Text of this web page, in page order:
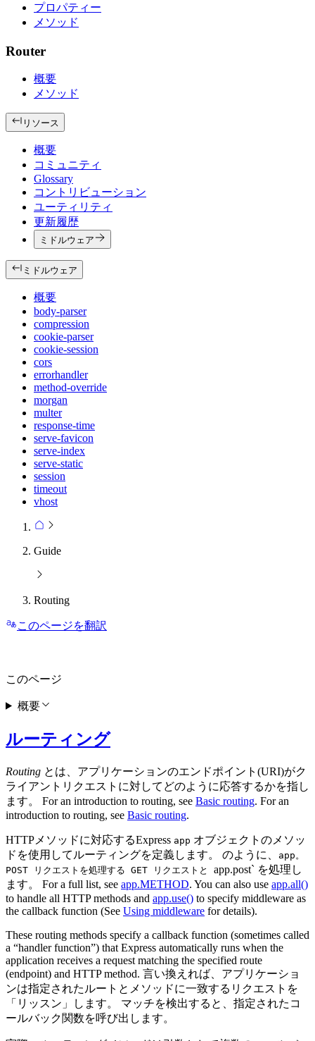
プロパティー
メソッド
Router
概要
メソッド
リソース
概要
コミュニティ
Glossary
コントリビューション
ユーティリティ
更新履歴
ミドルウェア
ミドルウェア
概要
body-parser
compression
cookie-parser
cookie-session
cors
errorhandler
method-override
morgan
multer
response-time
serve-favicon
serve-index
serve-static
session
timeout
vhost
Guide
Routing
このページを翻訳
ルーティング
Routing とは、アプリケーションのエンドポイント(URI)がク
ライアントリクエストに対してどのように応答するかを指し
ます。 For an introduction to routing, see Basic routing. For an
introduction to routing, see Basic routing.
HTTPメソッドに対応するExpress app オブジェクトのメソッ
ドを使用してルーティングを定義します。 のように、
app。
POST リクエストを処理する GET リクエストと app.post` を処理し
ます。 For a full list, see app.METHOD. You can also use app.all()
to handle all HTTP methods and app.use() to specify middleware as
the callback function (See Using middleware for details).
These routing methods specify a callback function (sometimes called
a “handler function”) that Express automatically runs when the
application receives a request matching the specified route
(endpoint) and HTTP method. 言い換えれば、アプリケーショ
ンは指定されたルートとメソッドに一致するリクエストを
「リッスン」します。 マッチを検出すると、指定されたコ
ールバック関数を呼び出します。
このページ
概要